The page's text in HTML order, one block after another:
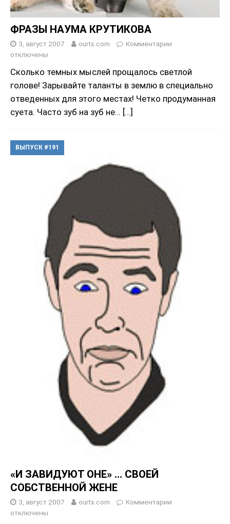
ФРАЗЫ НАУМА КРУТИКОВА
3, август 2007 ourtx.com
Комментарии
отключены
Сколько темных мыслей прощалось светлой
голове! Зарывайте таланты в землю в специально
отведенных для этого местах! Четко продуманная
суета. Часто зуб на зуб не… […]
ВЫПУСК #191
«И ЗАВИДУЮТ ОНЕ» … СВОЕЙ
СОБСТВЕННОЙ ЖЕНЕ
3, август 2007 ourtx.com
Комментарии
отключены